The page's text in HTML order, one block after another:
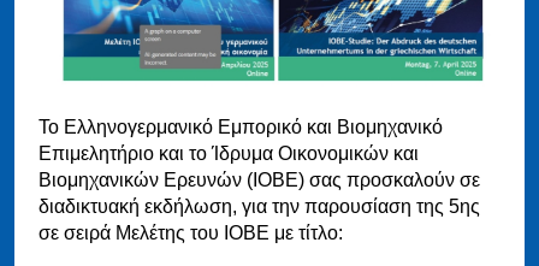
Το Ελληνογερμανικό Εμπορικό και Βιομηχανικό
Επιμελητήριο και το Ίδρυμα Οικονομικών και
Βιομηχανικών Ερευνών (ΙΟΒΕ) σας προσκαλούν σε
διαδικτυακή εκδήλωση, για την παρουσίαση της 5ης
σε σειρά Μελέτης του ΙΟΒΕ με τίτλο: